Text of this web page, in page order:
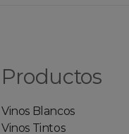
Productos
Vinos Blancos
Vinos Tintos